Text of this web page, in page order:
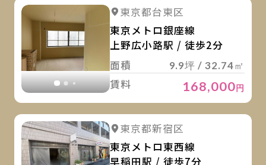
詳細を見る
東京都台東区
東京メトロ銀座線
上野広小路駅 / 徒歩2分
面積
9.9坪 / 32.74㎡
賃料 168,000円
詳細を見る
東京都新宿区
東京メトロ東西線
早稲田駅 / 徒歩7分